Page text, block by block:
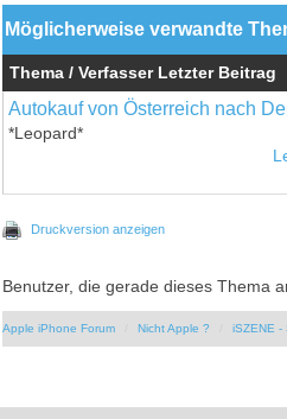
Möglicherweise verwandte
Thema / Verfasser Letzter Beitrag
Autokauf von Österreich nach
*Leopard*
Druckversion anzeigen
Benutzer, die gerade dieses Thema
Apple iPhone Forum Nicht Apple ? iSZENE -